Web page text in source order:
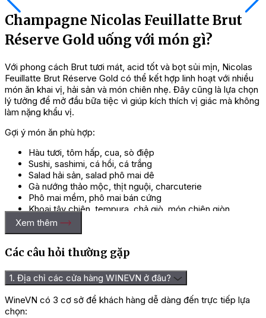
Champagne Nicolas Feuillatte Brut
Réserve Gold uống với món gì?
Với phong cách Brut tươi mát, acid tốt và bọt sủi mịn, Nicolas
Feuillatte Brut Réserve Gold có thể kết hợp linh hoạt với nhiều
món ăn khai vị, hải sản và món chiên nhẹ. Đây cũng là lựa chọn
lý tưởng để mở đầu bữa tiệc vì giúp kích thích vị giác mà không
làm nặng khẩu vị.
Gợi ý món ăn phù hợp:
Hàu tươi, tôm hấp, cua, sò điệp
Sushi, sashimi, cá hồi, cá trắng
Salad hải sản, salad phô mai dê
Gà nướng thảo mộc, thịt nguội, charcuterie
Phô mai mềm, phô mai bán cứng
Khoai tây chiên, tempura, chả giò, món chiên giòn
Bánh tart mặn, canapé, món khai vị tiệc nhẹ.
gỏi cuốn, chả giò, tôm hấp, hàu nướng phô mai, cá hấp, salad
Cách thưởng thức Nicolas Feuillatte
Brut Réserve Gold
Xem thêm
Các câu hỏi thường gặp
1. Địa chỉ các cửa hàng WINEVN ở đâu?
WineVN có 3 cơ sở để khách hàng dễ dàng đến trực tiếp lựa
chọn: